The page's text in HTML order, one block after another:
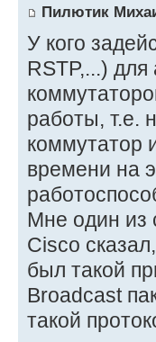
Пилютик
У кого
RSTP,...)
работы, т.е.
коммутатор
времени на
Мне один из
Cisco
был такой
Broadcast
такой